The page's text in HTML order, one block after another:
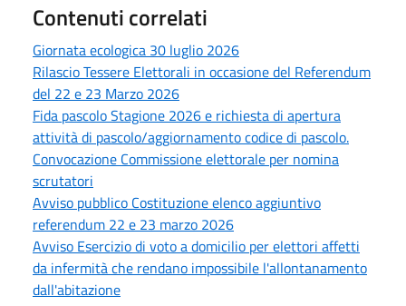
Contenuti correlati
Giornata ecologica 30 luglio 2026
Rilascio Tessere Elettorali in occasione del Referendum
del 22 e 23 Marzo 2026
Fida pascolo Stagione 2026 e richiesta di apertura
attività di pascolo/aggiornamento codice di pascolo.
Convocazione Commissione elettorale per nomina
scrutatori
Avviso pubblico Costituzione elenco aggiuntivo
referendum 22 e 23 marzo 2026
Avviso Esercizio di voto a domicilio per elettori affetti
da infermità che rendano impossibile l'allontanamento
dall'abitazione